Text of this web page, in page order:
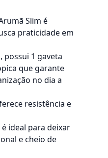
Slim é
praticidade em
possui 1 gaveta
que garante
no dia a
resistência e
ideal para deixar
e cheio de